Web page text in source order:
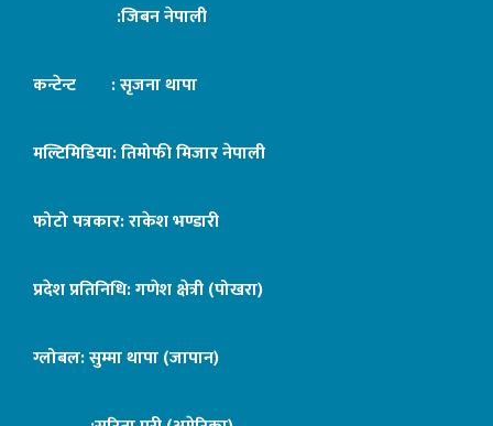
:जिबन नेपाली
कन्टेन्ट : सृजना थापा
मल्टिमिडिया: तिमोफी मिजार नेपाली
फोटो पत्रकार: राकेश भण्डारी
प्रदेश प्रतिनिधि: गणेश क्षेत्री (पोखरा)
ग्लोबल: सुम्मा थापा (जापान)